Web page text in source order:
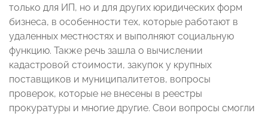
только для ИП, но и для других юридических форм
бизнеса, в особенности тех, которые работают в
удаленных местностях и выполняют социальную
функцию. Также речь зашла о вычислении
кадастровой стоимости, закупок у крупных
поставщиков и муниципалитетов, вопросы
проверок, которые не внесены в реестры
прокуратуры и многие другие. Свои вопросы смогли